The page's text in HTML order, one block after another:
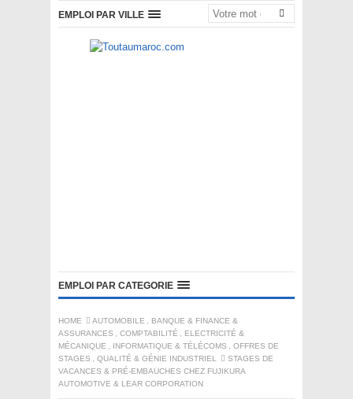
EMPLOI PAR VILLE
EMPLOI PAR CATEGORIE
HOME AUTOMOBILE
BANQUE & FINANCE &
ASSURANCES
COMPTABILITÉ
ELECTRICITÉ &
MÉCANIQUE
INFORMATIQUE & TÉLÉCOMS
OFFRES DE
STAGES
QUALITÉ & GÉNIE INDUSTRIEL
STAGES DE
VACANCES & PRÉ-EMBAUCHES CHEZ FUJIKURA
AUTOMOTIVE & LEAR CORPORATION